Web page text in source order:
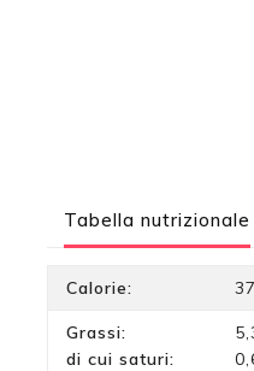
Tabella nutrizionale
Calorie:
Grassi:
di cui saturi: